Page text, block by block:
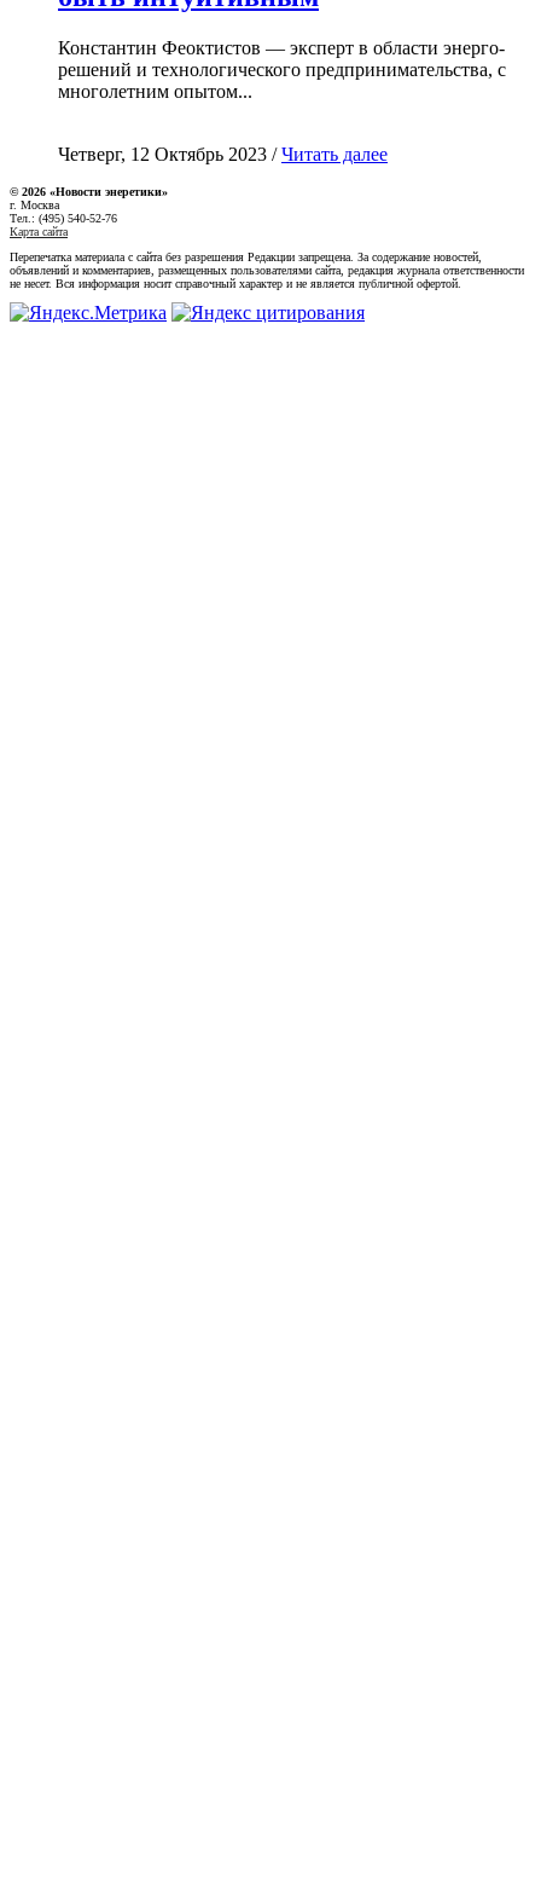
Константин Феоктистов — эксперт в области энерго-
решений и технологического предпринимательства, с
многолетним опытом...
Четверг, 12 Октябрь 2023 /Читать далее
© 2026 «Новости энеретики»
г. Москва
Тел.: (495) 540-52-76
Карта сайта
Перепечатка материала с сайта без разрешения Редакции запрещена. За содержание новостей,
объявлений и комментариев, размещенных пользователями сайта, редакция журнала ответственности
не несет. Вся информация носит справочный характер и не является публичной офертой.